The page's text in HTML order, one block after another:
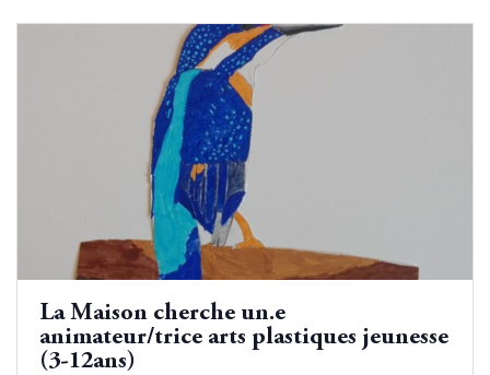
La Maison cherche un.e
animateur/trice arts plastiques jeunesse
(3-12ans)